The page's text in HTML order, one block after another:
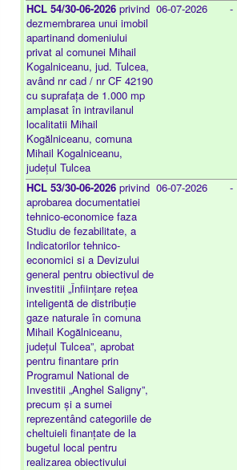
HCL 54/30-06-2026 privind
dezmembrarea unui imobil
apartinand domeniului
privat al comunei Mihail
Kogalniceanu, jud. Tulcea,
având nr cad / nr CF 42190
cu suprafața de 1.000 mp
amplasat în intravilanul
localitatii Mihail
Kogălniceanu, comuna
Mihail Kogalniceanu,
județul Tulcea
06-07-2026 -
HCL 53/30-06-2026 privind
aprobarea documentatiei
tehnico-economice faza
Studiu de fezabilitate, a
Indicatorilor tehnico-
economici si a Devizului
general pentru obiectivul de
investitii „Înființare rețea
inteligentă de distribuție
gaze naturale în comuna
Mihail Kogălniceanu,
județul Tulcea”, aprobat
pentru finantare prin
Programul National de
Investitii „Anghel Saligny”,
precum și a sumei
reprezentând categoriile de
cheltuieli finanțate de la
bugetul local pentru
realizarea obiectivului
06-07-2026 -